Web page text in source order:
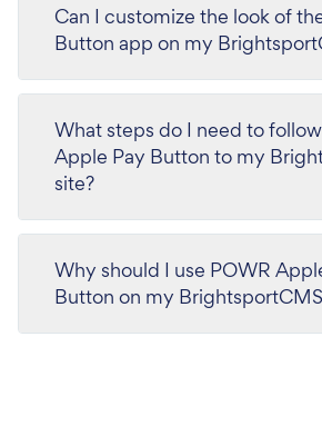
Can I customize the look of
Button app on my
What steps do I need to
Apple Pay Button to my
site?
Why should I use POWR
Button on my